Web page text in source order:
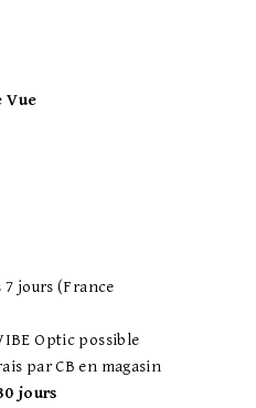
Vue
7 jours (France
Optic possible
par CB en magasin
jours